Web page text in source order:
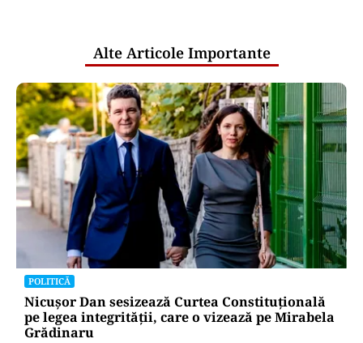
Alte Articole Importante
POLITICĂ
Nicușor Dan sesizează Curtea Constituțională
pe legea integrității, care o vizează pe Mirabela
Grădinaru